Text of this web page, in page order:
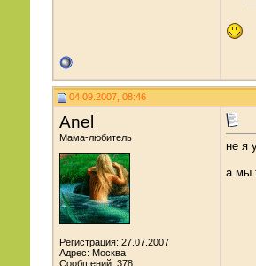
04.09.2007, 08:46
Anel
Мама-любитель
Регистрация: 27.07.2007
Адрес: Москва
Сообщений: 378
не я
а мы